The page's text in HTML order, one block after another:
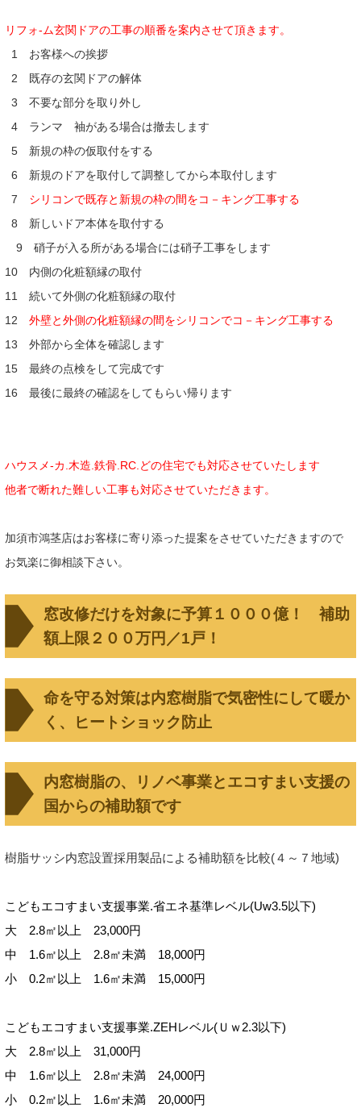
リフォ-ム玄関ドアの工事の順番を案内させて頂きます。
1 お客様への挨拶
2 既存の玄関ドアの解体
3 不要な部分を取り外し
4 ランマ 袖がある場合は撤去します
5 新規の枠の仮取付をする
6 新規のドアを取付して調整してから本取付します
7 シリコンで既存と新規の枠の間をコ－キング工事する
8 新しいドア本体を取付する
9 硝子が入る所がある場合には硝子工事をします
10 内側の化粧額縁の取付
11 続いて外側の化粧額縁の取付
12 外壁と外側の化粧額縁の間をシリコンでコ－キング工事する
13 外部から全体を確認します
15 最終の点検をして完成です
16 最後に最終の確認をしてもらい帰ります
ハウスメ-カ.木造.鉄骨.RC.どの住宅でも対応させていたします
他者で断れた難しい工事も対応させていただきます。
加須市鴻茎店はお客様に寄り添った提案をさせていただきますので
お気楽に御相談下さい。
窓改修だけを対象に予算１０００億！ 補助
額上限２００万円／1戸！
命を守る対策は内窓樹脂で気密性にして暖か
く、ヒートショック防止
内窓樹脂の、リノベ事業とエコすまい支援の
国からの補助額です
樹脂サッシ内窓設置採用製品による補助額を比較(４～７地域)
こどもエコすまい支援事業.省エネ基準レベル(Uw3.5以下)
大 2.8㎡以上 23,000円
中 1.6㎡以上 2.8㎡未満 18,000円
小 0.2㎡以上 1.6㎡未満 15,000円
こどもエコすまい支援事業.ZEHレベル(Ｕｗ2.3以下)
大 2.8㎡以上 31,000円
中 1.6㎡以上 2.8㎡未満 24,000円
小 0.2㎡以上 1.6㎡未満 20,000円